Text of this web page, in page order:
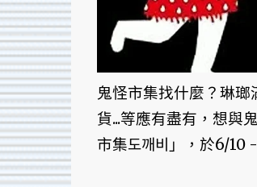
鬼怪市集找什麼？琳
貨...等應有盡有，想與
市集도깨비」，於6/10